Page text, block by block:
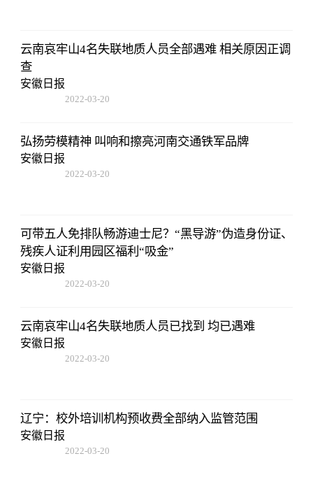
云南哀牢山4名失联地质人员全部遇难 相关原因正调
查
安徽日报
2022-03-20
弘扬劳模精神 叫响和擦亮河南交通铁军品牌
安徽日报
2022-03-20
可带五人免排队畅游迪士尼？“黑导游”伪造身份证、
残疾人证利用园区福利“吸金”
安徽日报
2022-03-20
云南哀牢山4名失联地质人员已找到 均已遇难
安徽日报
2022-03-20
辽宁：校外培训机构预收费全部纳入监管范围
安徽日报
2022-03-20